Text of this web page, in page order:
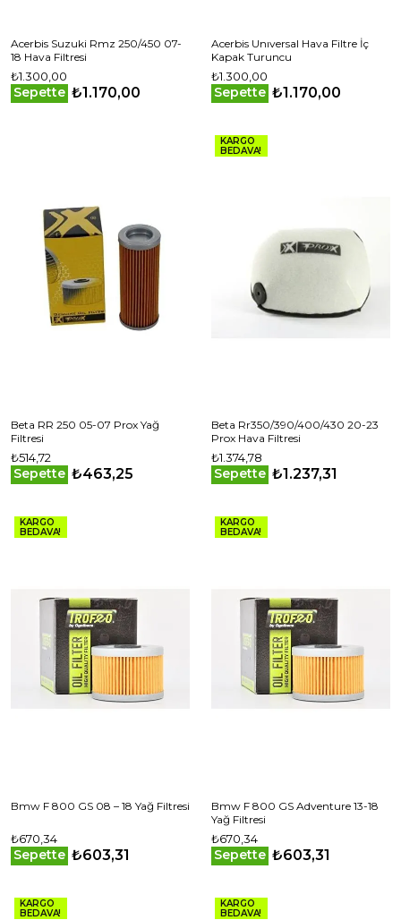
Acerbis Suzuki Rmz 250/450 07-
18 Hava Filtresi
₺1.300,00
Sepette ₺1.170,00
Acerbis Unıversal Hava Filtre İç
Kapak Turuncu
₺1.300,00
Sepette ₺1.170,00
Beta RR 250 05-07 Prox Yağ
Filtresi
₺514,72
Sepette ₺463,25
KARGO
BEDAVA!
Beta Rr350/390/400/430 20-23
Prox Hava Filtresi
₺1.374,78
Sepette ₺1.237,31
KARGO
BEDAVA!
Bmw F 800 GS 08 – 18 Yağ Filtresi
₺670,34
Sepette ₺603,31
KARGO
BEDAVA!
Bmw F 800 GS Adventure 13-18
Yağ Filtresi
₺670,34
Sepette ₺603,31
KARGO
BEDAVA!
KARGO
BEDAVA!